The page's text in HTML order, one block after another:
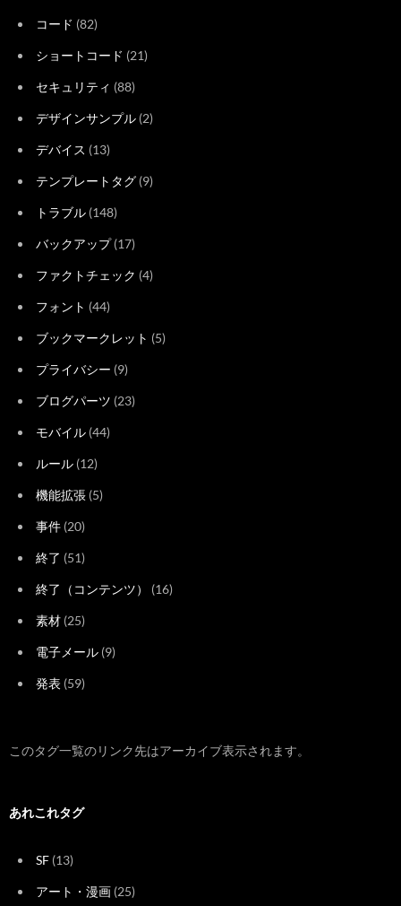
コード (82)
ショートコード (21)
セキュリティ (88)
デザインサンプル (2)
デバイス (13)
テンプレートタグ (9)
トラブル (148)
バックアップ(17)
ファクトチェック (4)
フォント (44)
ブックマークレット (5)
プライバシー (9)
ブログパーツ (23)
モバイル (44)
ルール (12)
機能拡張 (5)
事件 (20)
終了 (51)
終了（コンテンツ） (16)
素材 (25)
電子メール (9)
発表 (59)
このタグ一覧のリンク先はアーカイブ表示されます。
あれこれタグ
SF (13)
アート・漫画 (25)